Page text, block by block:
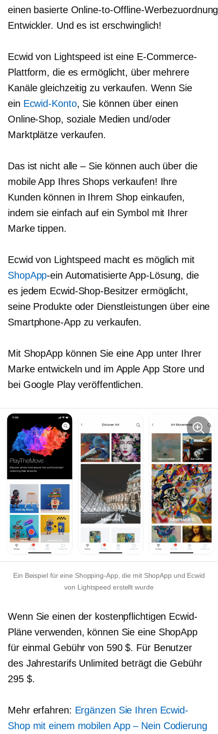
einen basierte Online-to-Offline-
Entwickler. Und es ist erschwinglich!
Ecwid von Lightspeed ist eine E-Commerce-
Plattform, die es ermöglicht, über mehrere
Kanäle gleichzeitig zu verkaufen. Wenn Sie
ein Ecwid-Konto, Sie können über einen
Online-Shop, soziale Medien und/oder
Marktplätze verkaufen.
Das ist nicht alle – Siekönnen auch über die
mobile App Ihres Shops verkaufen! Ihre
Kunden können in Ihrem Shop einkaufen,
indem sie einfach auf ein Symbol mit Ihrer
Marke tippen.
Ecwid von Lightspeed macht es möglich mit
ShopApp-ein Automatisierte App-Lösung, die
es jedem Ecwid-Shop-Besitzer ermöglicht,
seine Produkte oder Dienstleistungen über eine
Smartphone-App zu verkaufen.
Mit ShopApp können Sie eine App unter Ihrer
Marke entwickeln und im Apple App Store und
bei Google Play veröffentlichen.
Ein Beispiel für eine Shopping-App, die mit ShopApp und Ecwid
von Lightspeed erstellt wurde
Wenn Sie einen der kostenpflichtigen Ecwid-
Pläne verwenden, können Sie eine ShopApp
für einmal Gebühr von 590 $. Für Benutzer
des Jahrestarifs Unlimited beträgt die Gebühr
295 $.
Mehr erfahren: Ergänzen Sie Ihren Ecwid-
Shop mit einem mobilen App – Nein Codierung